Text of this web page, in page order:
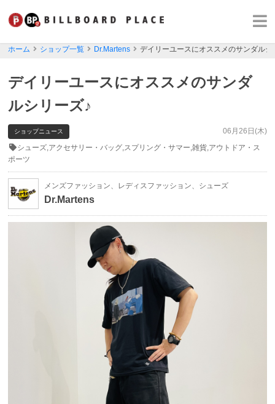
ホーム ショップ一覧 Dr.Martens デイリーユースにオススメのサンダルシ
デイリーユースにオススメのサンダ
ルシリーズ♪
06月26日(木)
ショップニュース
シューズ,アクセサリー・バッグ,スプリング・サマー,雑貨,アウトドア・ス
ポーツ
メンズファッション、レディスファッション、シューズ
Dr.Martens